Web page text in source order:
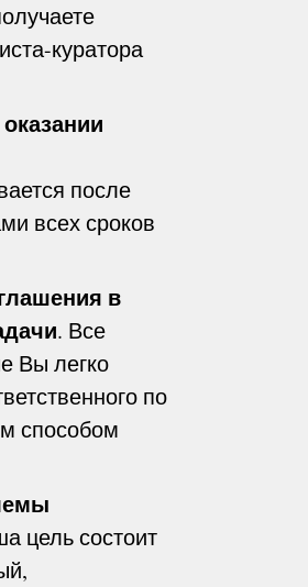
куратора
после
всех сроков
в
. Все
Вы легко
по
способом
цель состоит